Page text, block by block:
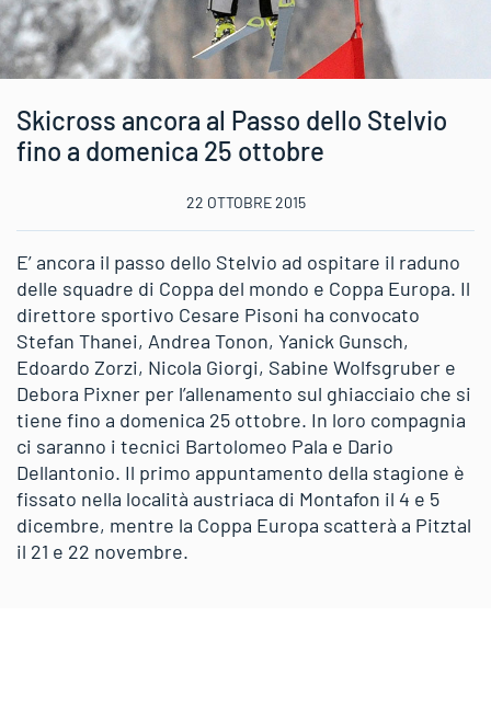
Skicross ancora al Passo dello Stelvio
fino a domenica 25 ottobre
22 OTTOBRE 2015
E’ ancora il passo dello Stelvio ad ospitare il raduno
delle squadre di Coppa del mondo e Coppa Europa. Il
direttore sportivo Cesare Pisoni ha convocato
Stefan Thanei, Andrea Tonon, Yanick Gunsch,
Edoardo Zorzi, Nicola Giorgi, Sabine Wolfsgruber e
Debora Pixner per l’allenamento sul ghiacciaio che si
tiene fino a domenica 25 ottobre. In loro compagnia
ci saranno i tecnici Bartolomeo Pala e Dario
Dellantonio. Il primo appuntamento della stagione è
fissato nella località austriaca di Montafon il 4 e 5
dicembre, mentre la Coppa Europa scatterà a Pitztal
il 21 e 22 novembre.